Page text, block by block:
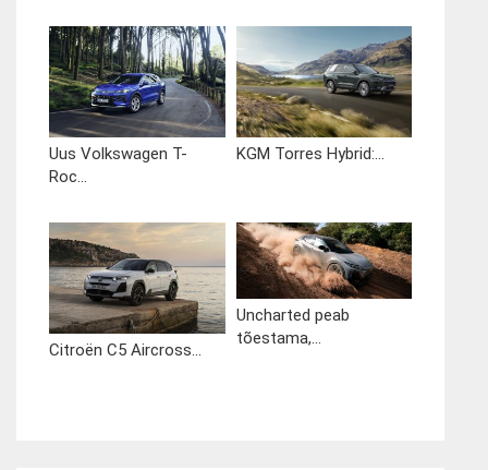
Uus Volkswagen T-
Roc...
KGM Torres Hybrid:...
Citroën C5 Aircross...
Uncharted peab
tõestama,...